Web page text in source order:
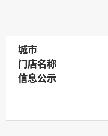
城市
城市
门店名称
门店名称
信息公示
信息公示